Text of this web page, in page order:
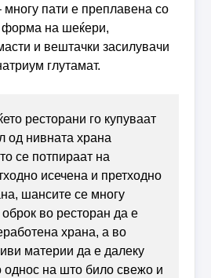
пати е преплавена со
форма на шеќери,
и вештачки засилувачи
глутамат.
ресторани го купуваат
од нивната храна
се потпираат на
исечена и претходно
шансите се многу
во ресторан да е
храна, а во
материи да е далеку
на што било свежо и